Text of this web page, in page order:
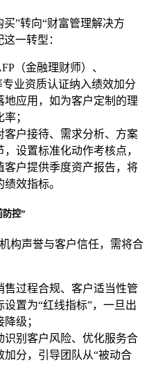
”转向“财富管理解决方
一转型：
（金融理财师）、
业资质认证纳入绩效加分
应用，如为客户定制的理
；
客户接待、需求分析、方案
设置标准化动作考核点，
户提供季度资产报告，将
效指标。
防控”
构声誉与客户信任，需将合
售过程合规、客户适当性管
置为“红线指标”，一旦出
级；
识别客户风险、优化服务合
分，引导团队从“被动合